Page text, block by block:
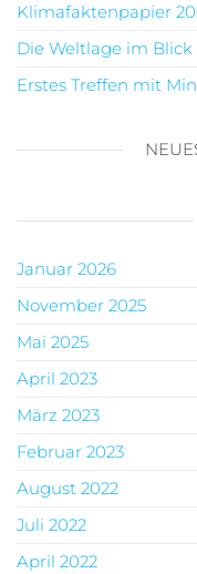
Klimafaktenpapier
Die Weltlage im Blick
Erstes Treffen mit
Januar 2026
November 2025
Mai 2025
April 2023
März 2023
Februar 2023
August 2022
Juli 2022
April 2022